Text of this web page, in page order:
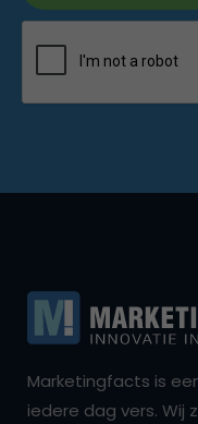
Marketingfacts is
iedere dag vers. Wij